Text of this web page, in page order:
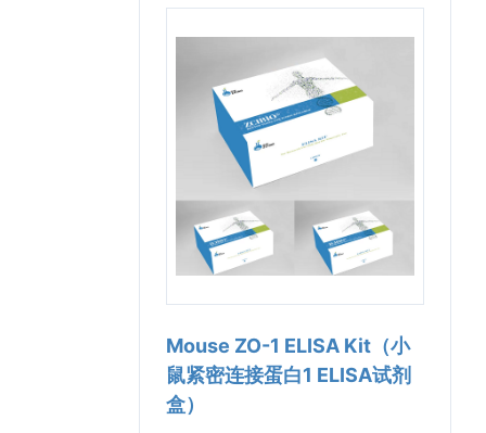
Mouse ZO-1 ELISA Kit（小
鼠紧密连接蛋白1 ELISA试剂
盒）